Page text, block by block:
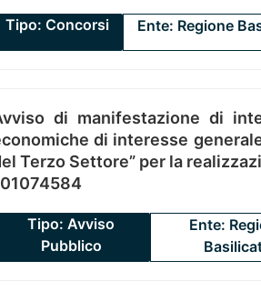
Tipo: Concorsi Ente: Regione
di manifestazione di
di interesse
Terzo Settore” per la
Tipo: Avviso
Pubblico
Ente: